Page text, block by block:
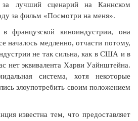
лучший сценарий на Каннском
за фильм «Посмотри на меня».
французской киноиндустрии, она
началось медленно, отчасти потому,
не так сильна, как в США и в
нет эквивалента Харви Уайнштейна.
система, хотя некоторые
злоупотребить своим положением
известна тем, что предоставляет